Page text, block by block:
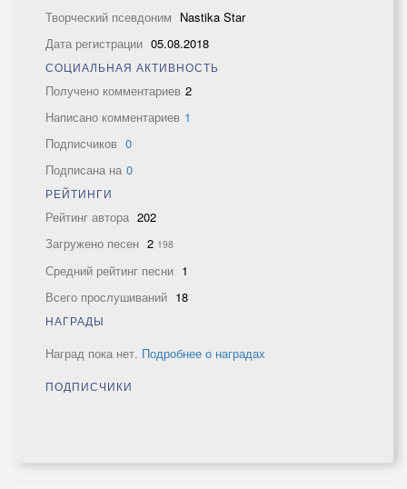
Творческий псевдоним Nastika Star
Дата регистрации 05.08.2018
СОЦИАЛЬНАЯ АКТИВНОСТЬ
Получено комментариев 2
Написано комментариев 1
Подписчиков 0
Подписана на 0
РЕЙТИНГИ
Рейтинг автора 202
Загружено песен 2 198
Средний рейтинг песни 1
Всего прослушиваний 18
НАГРАДЫ
Наград пока нет. Подробнее о наградах
ПОДПИСЧИКИ